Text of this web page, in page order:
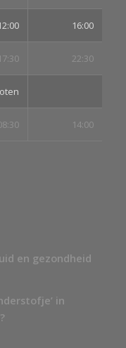
16:00
22:30
14:00
en gezondheid
in